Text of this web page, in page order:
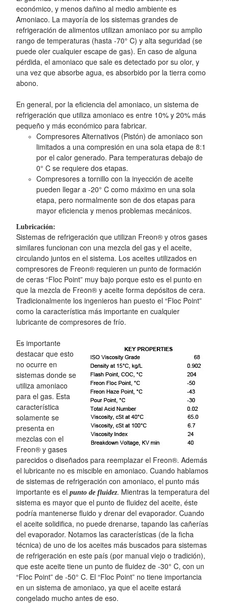
económico, y menos dañino al medio ambiente es
Amoniaco. La mayoría de los sistemas grandes de
refrigeración de alimentos utilizan amoniaco por su amplio
rango de temperaturas (hasta -70° C) y alta seguridad (se
puede oler cualquier escape de gas). En caso de alguna
pérdida, el amoniaco que sale es detectado por su olor, y
una vez que absorbe agua, es absorbido por la tierra como
abono.
En general, por la eficiencia del amoniaco, un sistema de
refrigeración que utiliza amoniaco es entre 10% y 20% más
pequeño y más económico para fabricar.
Compresores Alternativos (Pistón) de amoniaco son
limitados a una compresión en una sola etapa de 8:1
por el calor generado. Para temperaturas debajo de
0° C se requiere dos etapas.
Compresores a tornillo con la inyección de aceite
pueden llegar a -20° C como máximo en una sola
etapa, pero normalmente son de dos etapas para
mayor eficiencia y menos problemas mecánicos.
Lubricación:
Sistemas de refrigeración que utilizan Freon® y otros gases
similares funcionan con una mezcla del gas y el aceite,
circulando juntos en el sistema. Los aceites utilizados en
compresores de Freon® requieren un punto de formación
de ceras “Floc Point” muy bajo porque esto es el punto en
que la mezcla de Freon® y aceite forma depósitos de cera.
Tradicionalmente los ingenieros han puesto el “Floc Point”
como la característica más importante en cualquier
lubricante de compresores de frío.
Es importante
destacar que esto
no ocurre en
sistemas donde se
utiliza amoniaco
para el gas. Esta
característica
solamente se
presenta en
mezclas con el
Freon® y gases
parecidos o diseñados para reemplazar el Freon®. Además
el lubricante no es miscible en amoniaco. Cuando hablamos
de sistemas de refrigeración con amoniaco, el punto más
importante es el punto de fluidez. Mientras la temperatura del
sistema es mayor que el punto de fluidez del aceite, éste
podría mantenerse fluido y drenar del evaporador. Cuando
el aceite solidifica, no puede drenarse, tapando las cañerías
del evaporador. Notamos las características (de la ficha
técnica) de uno de los aceites más buscados para sistemas
de refrigeración en este país (por manual viejo o tradición),
que este aceite tiene un punto de fluidez de -30° C, con un
“Floc Point” de -50° C. El “Floc Point” no tiene importancia
en un sistema de amoniaco, ya que el aceite estará
congelado mucho antes de eso.